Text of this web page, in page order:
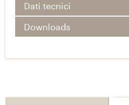
Dati tecnici
Downloads